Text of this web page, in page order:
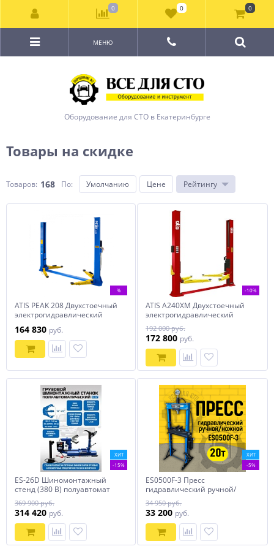
Оборудование для СТО в Екатеринбурге
МЕНЮ
Товары на скидке
Товаров: 168 По: Умолчанию Цене Рейтингу
%
ATIS PEAK 208 Двухстоечный
электрогидравлический
164 830 руб.
-10%
ATIS A240XM Двухстоечный
электрогидравлический
подъемник 4 тонны
192 000 руб.
172 800 руб.
ХИТ
-15%
ES-26D Шиномонтажный
стенд (380 В) полуавтомат
369 900 руб.
314 420 руб.
ХИТ
-5%
ES0500F-3 Пресс
гидравлический ручной/
ножной 20 тонн
34 950 руб.
33 200 руб.
0 0 0